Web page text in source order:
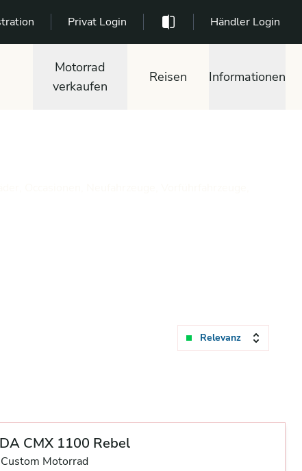
Privat Login Händler Login
Motorrad
verkaufen
Reisen Informationen
Occasionen, Neufahrzeuge, Vorführfahrzeuge,
Relevanz
CMX 1100 Rebel
Custom Motorrad